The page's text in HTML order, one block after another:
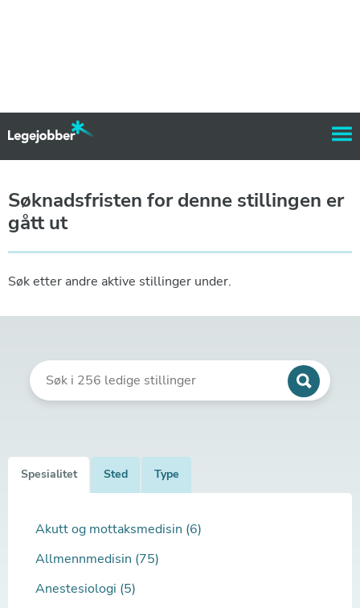
Søknadsfristen for denne stillingen er
gått ut
Søk etter andre aktive stillinger under.
Spesialitet Sted Type
Akutt og mottaksmedisin (6)
Allmennmedisin (75)
Anestesiologi (5)